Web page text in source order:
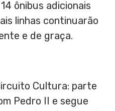
ônibus adicionais
linhas continuarão
e de graça.
Cultura: parte
Pedro II e segue